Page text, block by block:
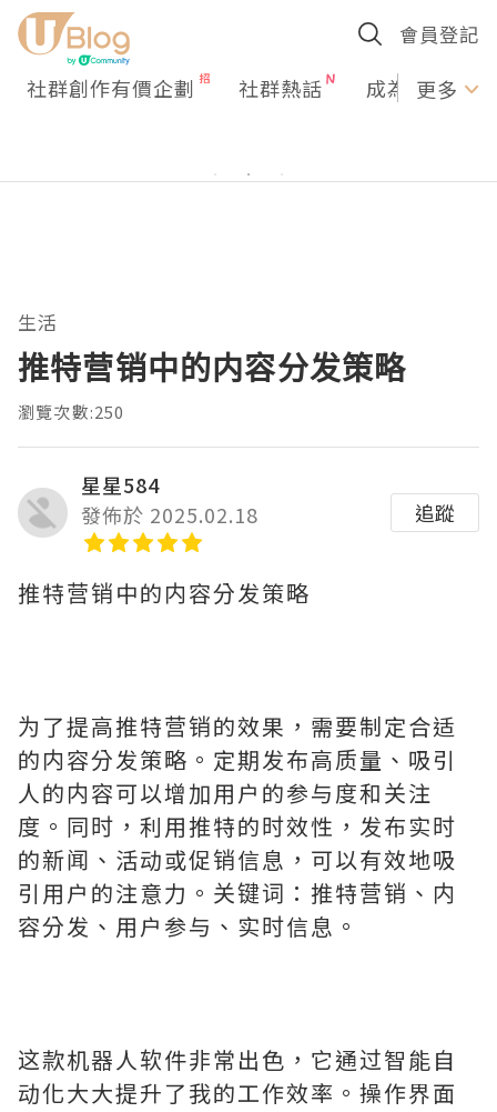
會員登記
社群創作有價企劃 社群熱話 成為U更多
生活
推特营销中的内容分发策略
瀏覽次數:250
星星584
發佈於 2025.02.18
追蹤
推特营销中的内容分发策略
为了提高推特营销的效果，需要制定合适
的内容分发策略。定期发布高质量、吸引
人的内容可以增加用户的参与度和关注
度。同时，利用推特的时效性，发布实时
的新闻、活动或促销信息，可以有效地吸
引用户的注意力。关键词：推特营销、内
容分发、用户参与、实时信息。
这款机器人软件非常出色，它通过智能自
动化大大提升了我的工作效率。操作界面